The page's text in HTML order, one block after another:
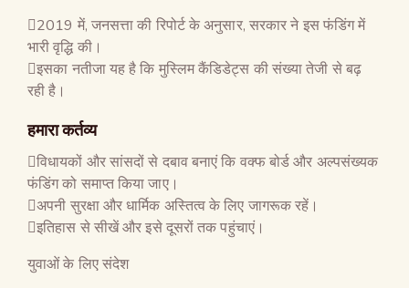
2019 में, जनसत्ता की रिपोर्ट के अनुसार, सरकार ने इस फंडिंग में
भारी वृद्धि की।
इसका नतीजा यह है कि मुस्लिम कैंडिडेट्स की संख्या तेजी से बढ़
रही है।
हमारा कर्तव्य
विधायकों और सांसदों से दबाव बनाएं कि वक्फ बोर्ड और अल्पसंख्यक
फंडिंग को समाप्त किया जाए।
अपनी सुरक्षा और धार्मिक अस्तित्व के लिए जागरूक रहें।
इतिहास से सीखें और इसे दूसरों तक पहुंचाएं।
युवाओं के लिए संदेश